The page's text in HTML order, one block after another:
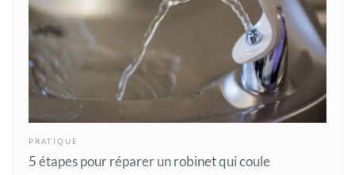
PRATIQUE
5 étapes pour réparer un robinet qui coule